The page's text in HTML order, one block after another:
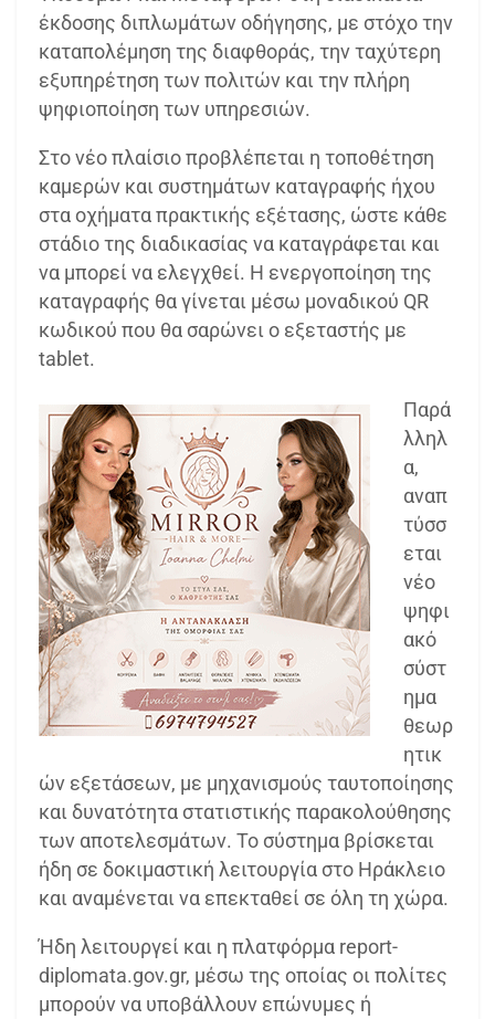
έκδοσης διπλωμάτων οδήγησης, με στόχο την
καταπολέμηση της διαφθοράς, την ταχύτερη
εξυπηρέτηση των πολιτών και την πλήρη
ψηφιοποίηση των υπηρεσιών.
Στο νέο πλαίσιο προβλέπεται η τοποθέτηση
καμερών και συστημάτων καταγραφής ήχου
στα οχήματα πρακτικής εξέτασης, ώστε κάθε
στάδιο της διαδικασίας να καταγράφεται και
να μπορεί να ελεγχθεί. Η ενεργοποίηση της
καταγραφής θα γίνεται μέσω μοναδικού QR
κωδικού που θα σαρώνει ο εξεταστής με
tablet.
Παρά
λληλ
α,
αναπ
τύσσ
εται
νέο
ψηφι
ακό
σύστ
ημα
θεωρ
ητικ
ών εξετάσεων, με μηχανισμούς ταυτοποίησης
και δυνατότητα στατιστικής παρακολούθησης
των αποτελεσμάτων. Το σύστημα βρίσκεται
ήδη σε δοκιμαστική λειτουργία στο Ηράκλειο
και αναμένεται να επεκταθεί σε όλη τη χώρα.
Ήδη λειτουργεί και η πλατφόρμα report-
diplomata.gov.gr, μέσω της οποίας οι πολίτες
μπορούν να υποβάλλουν επώνυμες ή